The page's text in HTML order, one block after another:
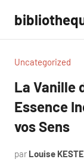
contenu
Uncategorized
La Vanille
Essence
vos Sens
par Louise